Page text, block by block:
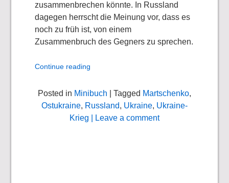
zusammenbrechen könnte. In Russland
dagegen herrscht die Meinung vor, dass es
noch zu früh ist, von einem
Zusammenbruch des Gegners zu sprechen.
Continue reading
Posted in Minibuch | Tagged Martschenko,
Ostukraine, Russland, Ukraine, Ukraine-
Krieg | Leave a comment